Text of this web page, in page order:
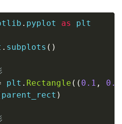
. pyplot as plt
. subplots ( )
plt . Rectangle ( ( 0.1 , 0.1
parent_rect )